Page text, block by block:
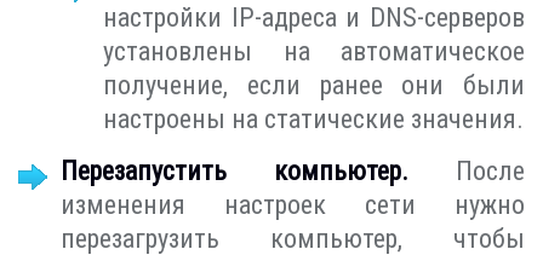
настройки IP-адреса и DNS-серверов
установлены на автоматическое
получение, если ранее они были
настроены на статические значения.
Перезапустить компьютер. После
изменения настроек сети нужно
перезагрузить компьютер, чтобы